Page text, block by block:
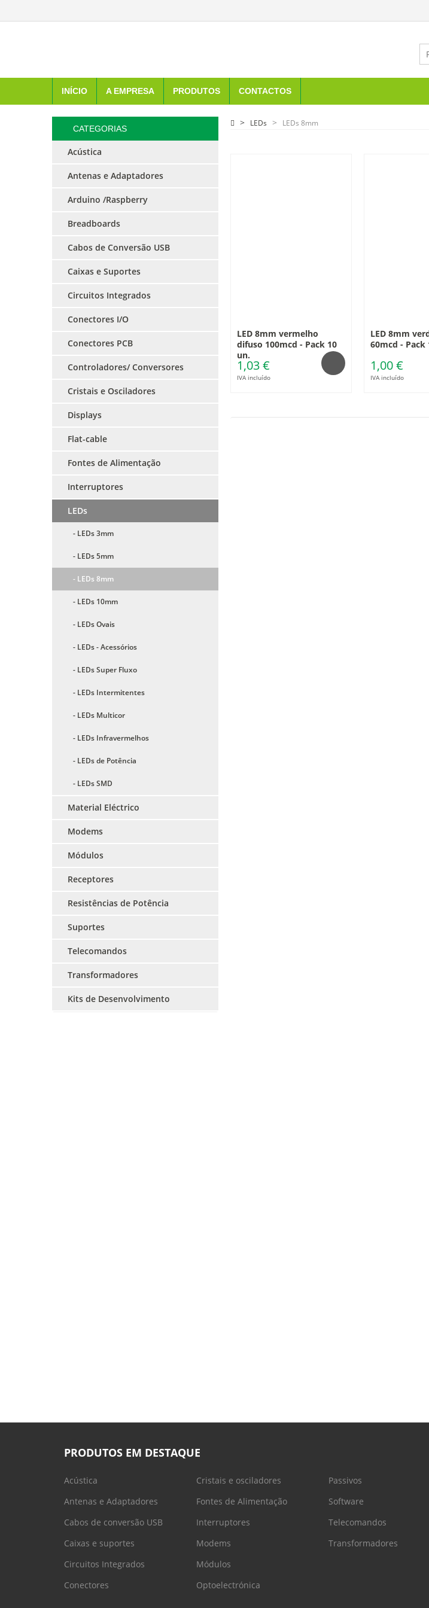
INÍCIO A EMPRESA PRODUTOS CONTACTOS
CATEGORIAS
Acústica
Antenas e Adaptadores
Arduino /Raspberry
Breadboards
Cabos de Conversão USB
Caixas e Suportes
Circuitos Integrados
Conectores I/O
Conectores PCB
Controladores/ Conversores
Cristais e Osciladores
Displays
Flat-cable
Fontes de Alimentação
Interruptores
LEDs
- LEDs 3mm
- LEDs 5mm
- LEDs 8mm
- LEDs 10mm
- LEDs Ovais
- LEDs - Acessórios
- LEDs Super Fluxo
- LEDs Intermitentes
- LEDs Multicor
- LEDs Infravermelhos
- LEDs de Potência
- LEDs SMD
Material Eléctrico
Modems
Módulos
Receptores
Resistências de Potência
Suportes
Telecomandos
Transformadores
Kits de Desenvolvimento
LEDs LEDs 8mm
LED 8mm vermelho
difuso 100mcd - Pack 10
un.
1,03 €
IVA incluído
LED 8mm
60mcd - Pack
1,00 €
IVA incluído
PRODUTOS EM DESTAQUE
Acústica
Antenas e Adaptadores
Cabos de conversão USB
Caixas e suportes
Circuitos Integrados
Conectores
Cristais e osciladores
Fontes de Alimentação
Interruptores
Modems
Módulos
Optoelectrónica
Passivos
Software
Telecomandos
Transformadores